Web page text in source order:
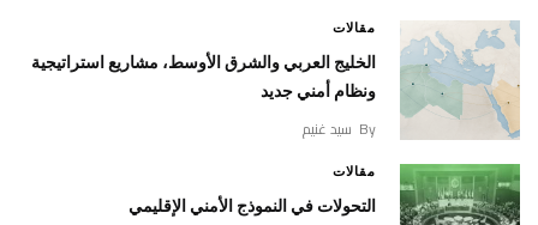
مقالات
الخليج العربي والشرق الأوسط، مشاريع استراتيجية
ونظام أمني جديد
By سيد غنيم
مقالات
التحولات في النموذج الأمني الإقليمي